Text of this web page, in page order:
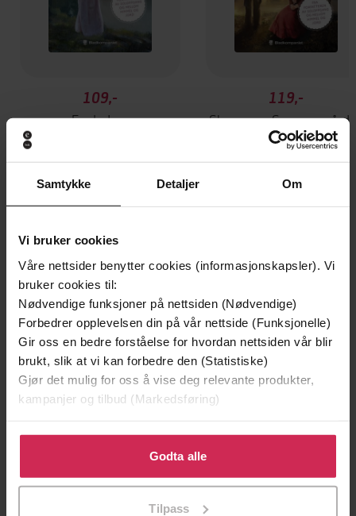
Samtykke Detaljer Om
Vi bruker cookies
Våre nettsider benytter cookies (informasjonskapsler). Vi
bruker cookies til:
Nødvendige funksjoner på nettsiden (Nødvendige)
Forbedrer opplevelsen din på vår nettside (Funksjonelle)
Gir oss en bedre forståelse for hvordan nettsiden vår blir
brukt, slik at vi kan forbedre den (Statistiske)
Gjør det mulig for oss å vise deg relevante produkter,
kampanjer og tilbud (Markedsføring)
Klikk på «Godta alle» for å gi oss ditt samtykke til å
bruke cookies for alle disse formålene. Du kan også
tilpasse ditt samtykke til spesifikke formål ved å klikke
Godta alle
Tilpass
109,-
Engledans
119,-
Skyer over Sommer-
Jorunn Johansen
Andre har også kjøpt
Premium